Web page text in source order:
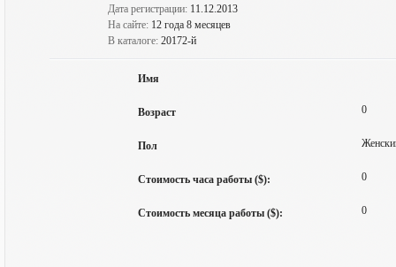
Дата регистрации: 11.12.2013
На сайте: 12 года 8 месяцев
В каталоге: 20172-й
Имя
Возраст 0
Пол
Стоимость часа работы ($): 0
Стоимость месяца работы ($): 0